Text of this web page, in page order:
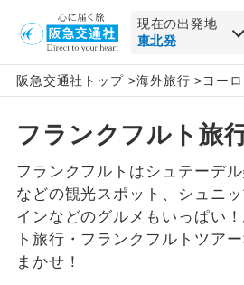
現在の出発地
阪急交通社トップ >海外旅行 >ヨー
フランクフルト旅
フランクフルトはシュテーデ
などの観光スポット、シュニ
インなどのグルメもいっぱい
ト旅行・フランクフルトツア
まかせ！
北海道
東北
東北すべて
青森
ヨーロッパ
ドイツすべて
ミュンヘン
フランクフルト
この月をすべて選択
年月
日 月 火
この月をすべて選択
旅行タイプ
家族旅行
卒業旅行
ハネムーン
長期滞在
エコノミー
プレミアムエコノミー
ビジネス
ファースト
トラピックス
クリスタルハート
e-very
フレンドツアー
ロイヤルコレクション
催行確定
1名催行
2名催行